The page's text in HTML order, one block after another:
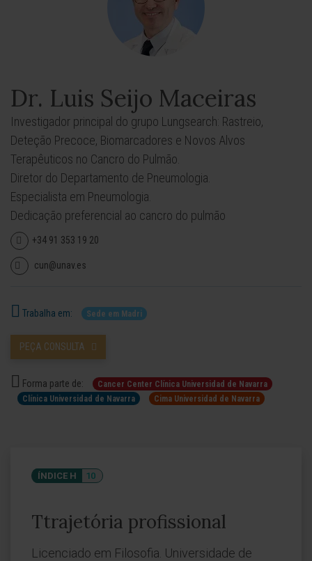
Dr. Luis Seijo Maceiras
Investigador principal do grupo Lungsearch: Rastreio,
Deteção Precoce, Biomarcadores e Novos Alvos
Terapêuticos no Cancro do Pulmão.
Diretor do Departamento de Pneumologia.
Especialista em Pneumologia.
Dedicação preferencial ao cancro do pulmão
+34 91 353 19 20
cun@unav.es
Trabalha em: Sede em Madri
PEÇA CONSULTA
Forma parte de:
Cancer Center Clínica Universidad de Navarra
Clínica Universidad de Navarra
Cima Universidad de Navarra
ÍNDICE H 10
Ttrajetória profissional
Licenciado em Filosofia. Universidade de